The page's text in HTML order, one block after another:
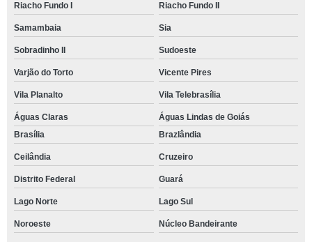
Riacho Fundo I Riacho Fundo II
Samambaia Sia
Sobradinho II Sudoeste
Varjão do Torto Vicente Pires
Vila Planalto Vila Telebrasília
Águas Claras
Águas Lindas de Goiás
Brasília
Brazlândia
Ceilândia Cruzeiro
Distrito Federal Guará
Lago Norte Lago Sul
Noroeste Núcleo Bandeirante